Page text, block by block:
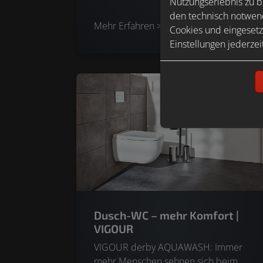
verschiedenen Elemente der
Moderne – wie geschwungene
Formen und der Verzicht auf rechte
Winkel – für die zur Perfektion
vollendeten Grace Armaturen.
Mehr Erfahren >>
Dusch-WC – mehr Komfort |
VIGOUR
VIGOUR derby AQUAWASH: Immer
den technisch
Cookies und
Einstellungen